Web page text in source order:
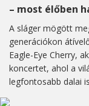
– most élőben
A sláger mögött
generációkon
Eagle-Eye Cherry,
koncertet, ahol a
legfontosabb dalai